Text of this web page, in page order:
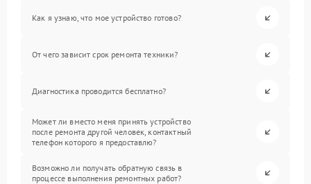
Как я узнаю, что мое устройство готово?
От чего зависит срок ремонта техники?
Диагностика проводится бесплатно?
Может ли вместо меня принять устройство
после ремонта другой человек, контактный
телефон которого я предоставлю?
Возможно ли получать обратную связь в
процессе выполнения ремонтных работ?